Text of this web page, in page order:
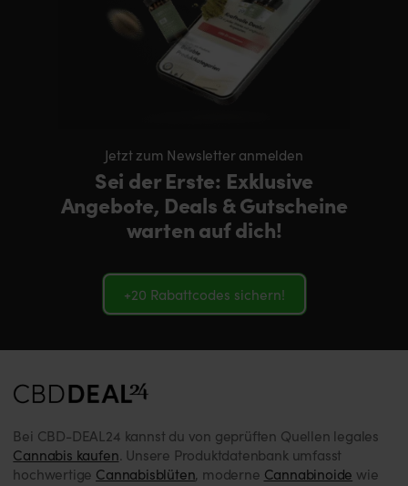
Jetzt zum Newsletter anmelden
Sei der Erste: Exklusive
Angebote, Deals & Gutscheine
warten auf dich!
+20 Rabattcodes sichern!
Bei CBD-DEAL24 kannst du von geprüften Quellen legales
Cannabis kaufen. Unsere Produktdatenbank umfasst
hochwertige Cannabisblüten, moderne Cannabinoide wie